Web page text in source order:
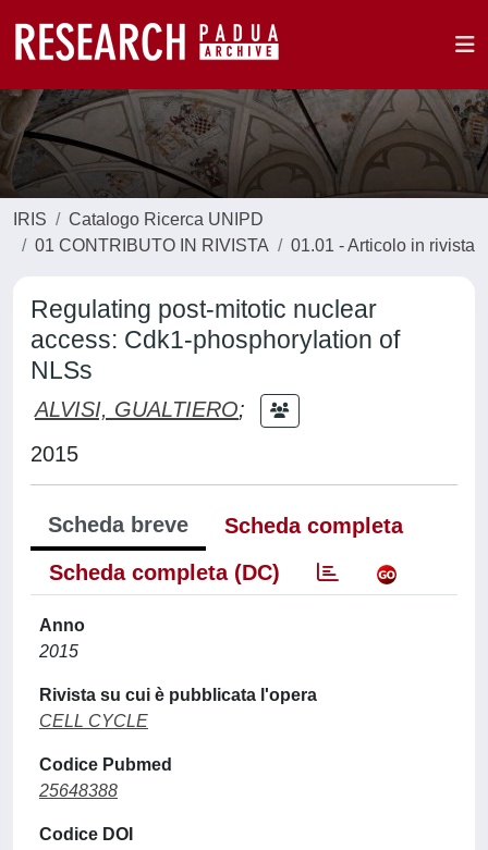
IRIS
Catalogo Ricerca UNIPD
01 CONTRIBUTO IN RIVISTA
01.01 - Articolo in rivista
Regulating post-mitotic nuclear
access: Cdk1-phosphorylation of
NLSs
ALVISI, GUALTIERO;
2015
Scheda breve
Scheda completa
Scheda completa (DC)
Anno
2015
Rivista su cui è pubblicata l'opera
CELL CYCLE
Codice Pubmed
25648388
Codice DOI